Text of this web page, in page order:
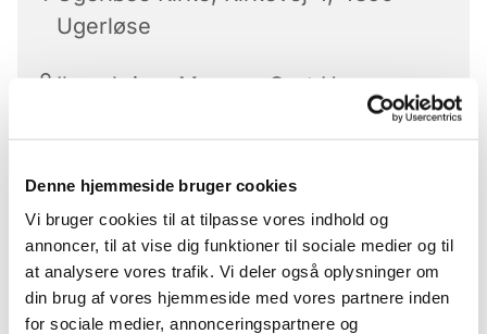
Denne hjemmeside bruger cookies
Vi bruger cookies til at tilpasse vores indhold og
annoncer, til at vise dig funktioner til sociale medier og til
at analysere vores trafik. Vi deler også oplysninger om
din brug af vores hjemmeside med vores partnere inden
for sociale medier, annonceringspartnere og
Ugerløse
Ikonskriver Mogens Gert Hansen
Vi mødes i kirken til en stille musikandagt før vi
går ned i sognegården og skriver ikoner indtil kl.
12.00. hvor der leveres en lækker frokost. Husk
ikongruppen mødes den første onsdag hver
måned.